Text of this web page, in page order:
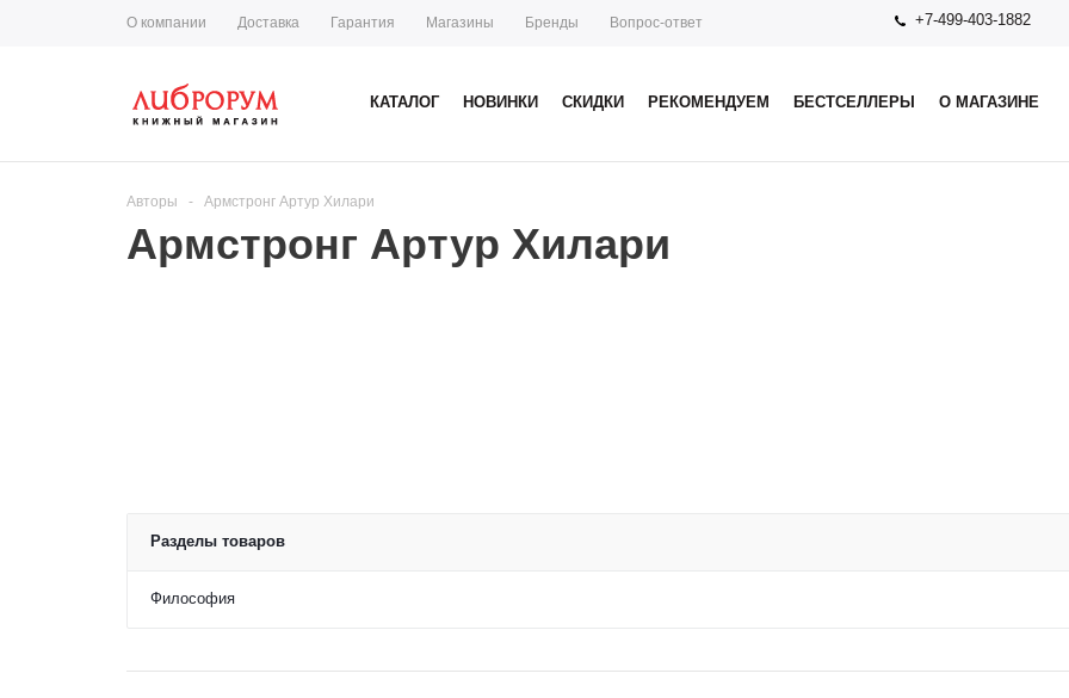
О компании Доставка Гарантия Магазины Бренды Вопрос-ответ +7-499-403-1882
КАТАЛОГ НОВИНКИ СКИДКИ РЕКОМЕНДУЕМ БЕСТСЕЛЛЕРЫ О МАГАЗИНЕ
Авторы - Армстронг Артур Хилари
Армстронг Артур Хилари
Разделы товаров
Философия